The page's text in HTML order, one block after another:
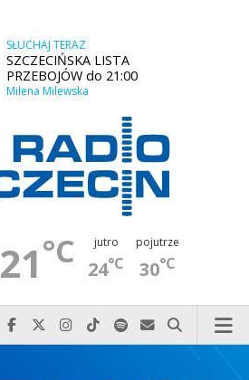
SŁUCHAJ TERAZ
SZCZECIŃSKA LISTA
PRZEBOJÓW do 21:00
Milena Milewska
21°C jutro
24°C
pojutrze
30°C
Najlepiej po prostu do nas zadzwoń
Odwiedź nas na Facebook-u
Odwiedź nas na X
Odwiedź nas na Instagram-ie
Odwiedź nas na TikTok-u
Szukaj nas na Spotify
Wyślij do nas
Szukaj